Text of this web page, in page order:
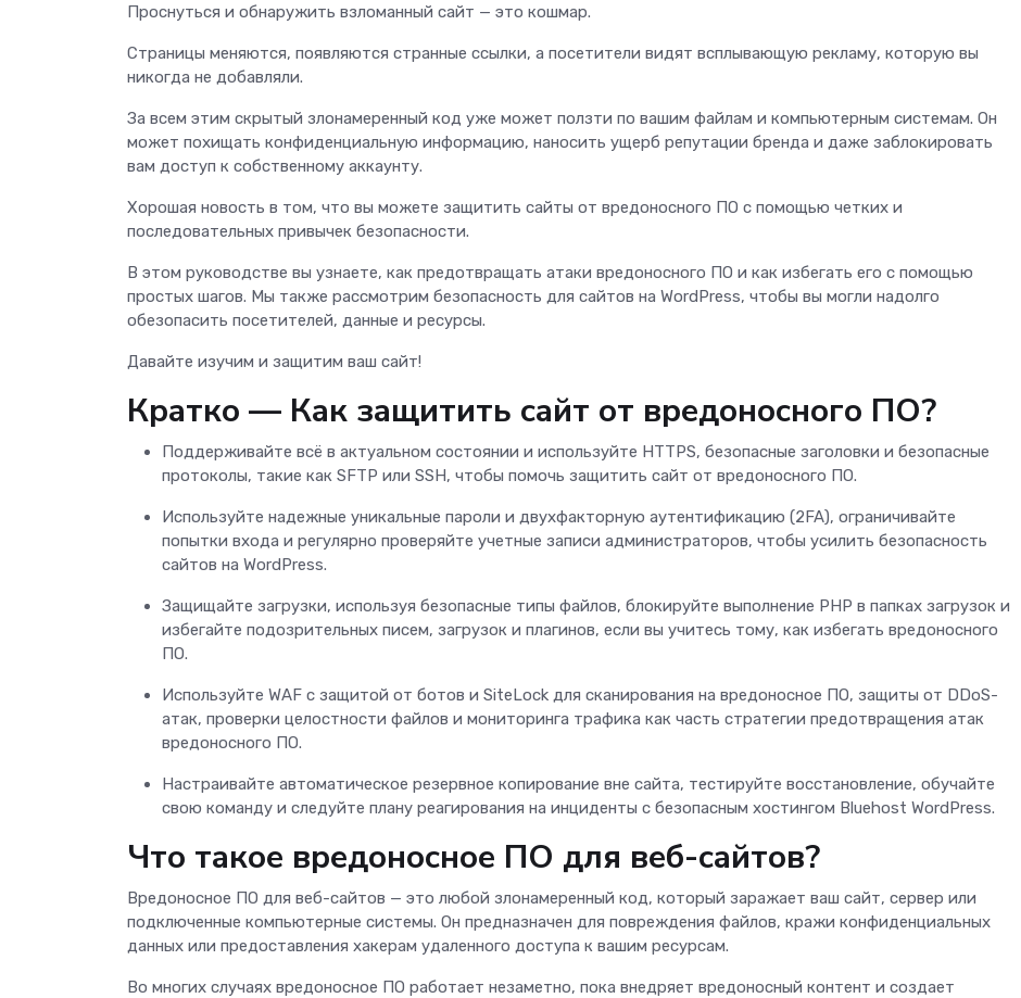
Проснуться и обнаружить взломанный сайт — это кошмар.
Страницы меняются, появляются странные ссылки, а посетители видят всплывающую рекламу, которую вы
никогда не добавляли.
За всем этим скрытый злонамеренный код уже может ползти по вашим файлам и компьютерным системам. Он
может похищать конфиденциальную информацию, наносить ущерб репутации бренда и даже заблокировать
вам доступ к собственному аккаунту.
Хорошая новость в том, что вы можете защитить сайты от вредоносного ПО с помощью четких и
последовательных привычек безопасности.
В этом руководстве вы узнаете, как предотвращать атаки вредоносного ПО и как избегать его с помощью
простых шагов. Мы также рассмотрим безопасность для сайтов на WordPress, чтобы вы могли надолго
обезопасить посетителей, данные и ресурсы.
Давайте изучим и защитим ваш сайт!
Кратко — Как защитить сайт от вредоносного ПО?
Поддерживайте всё в актуальном состоянии и используйте HTTPS, безопасные заголовки и безопасные
протоколы, такие как SFTP или SSH, чтобы помочь защитить сайт от вредоносного ПО.
Используйте надежные уникальные пароли и двухфакторную аутентификацию (2FA), ограничивайте
попытки входа и регулярно проверяйте учетные записи администраторов, чтобы усилить безопасность
сайтов на WordPress.
Защищайте загрузки, используя безопасные типы файлов, блокируйте выполнение PHP в папках загрузок и
избегайте подозрительных писем, загрузок и плагинов, если вы учитесь тому, как избегать вредоносного
ПО.
Используйте WAF с защитой от ботов и SiteLock для сканирования на вредоносное ПО, защиты от DDoS-
атак, проверки целостности файлов и мониторинга трафика как часть стратегии предотвращения атак
вредоносного ПО.
Настраивайте автоматическое резервное копирование вне сайта, тестируйте восстановление, обучайте
свою команду и следуйте плану реагирования на инциденты с безопасным хостингом Bluehost WordPress.
Что такое вредоносное ПО для веб-сайтов?
Вредоносное ПО для веб-сайтов — это любой злонамеренный код, который заражает ваш сайт, сервер или
подключенные компьютерные системы. Он предназначен для повреждения файлов, кражи конфиденциальных
данных или предоставления хакерам удаленного доступа к вашим ресурсам.
Во многих случаях вредоносное ПО работает незаметно, пока внедряет вредоносный контент и создает